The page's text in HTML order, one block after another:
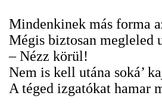
Mindenkinek más forma
Mégis biztosan megleled
– Nézz körül!
Nem is kell utána soká’
A téged izgatókat hamar